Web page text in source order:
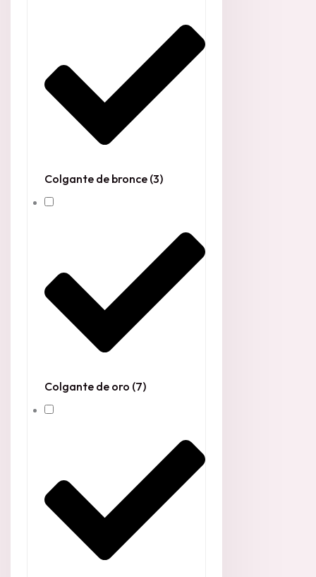
Colgante de bronce (3)
Colgante de oro (7)